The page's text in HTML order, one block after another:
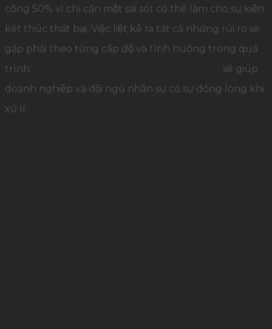
công 50% vì chỉ cần một sai sót có thể làm cho sự kiện
kết thúc thất bại. Việc liệt kê ra tất cả những rủi ro sẽ
gặp phải theo từng cấp độ và tình huống trong quá
trình
sẽ giúp
doanh nghiệp và đội ngũ nhân sự có sự đồng lòng khi
xử lí.